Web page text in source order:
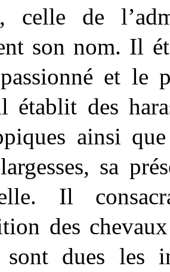
celle de
son nom. Il
et le
établit des
ainsi
sa
Il
des
dues les